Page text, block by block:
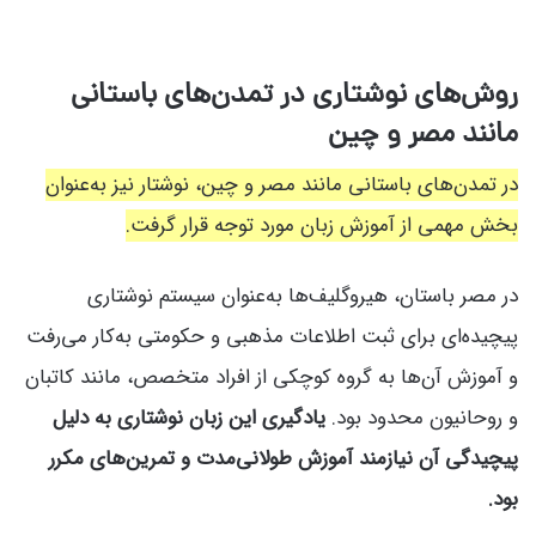
روش‌های نوشتاری در تمدن‌های باستانی
مانند مصر و چین
در تمدن‌های باستانی مانند مصر و چین، نوشتار نیز به‌عنوان
بخش مهمی از آموزش زبان مورد توجه قرار گرفت.
در مصر باستان، هیروگلیف‌ها به‌عنوان سیستم نوشتاری
پیچیده‌ای برای ثبت اطلاعات مذهبی و حکومتی به‌کار می‌رفت
و آموزش آن‌ها به گروه کوچکی از افراد متخصص، مانند کاتبان
و روحانیون محدود بود. یادگیری این زبان نوشتاری به دلیل
پیچیدگی آن نیازمند آموزش طولانی‌مدت و تمرین‌های مکرر
بود.